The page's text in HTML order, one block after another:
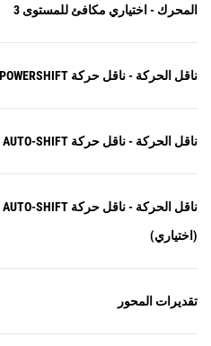
المحرك - اختياري مكافئ للمستوى 3
ناقل الحركة - ناقل حركة POWERSHIFT (قياسي)
ناقل الحركة - ناقل حركة AUTO-SHIFT (اختياري)
(اختياري)
تقديرات المحور